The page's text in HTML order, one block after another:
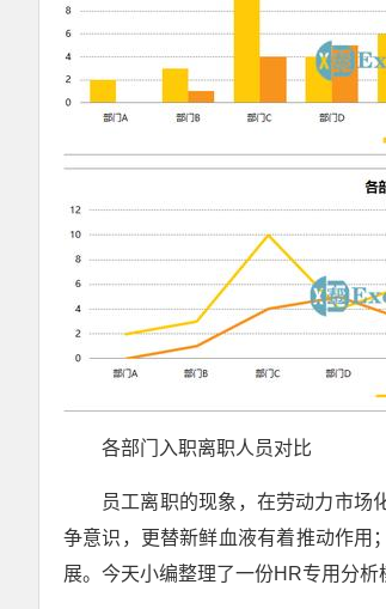
各部门入职离职人员对比
员工离职的现象，在劳动力市场
争意识，更替新鲜血液有着推动作用
展。今天小编整理了一份HR专用分析